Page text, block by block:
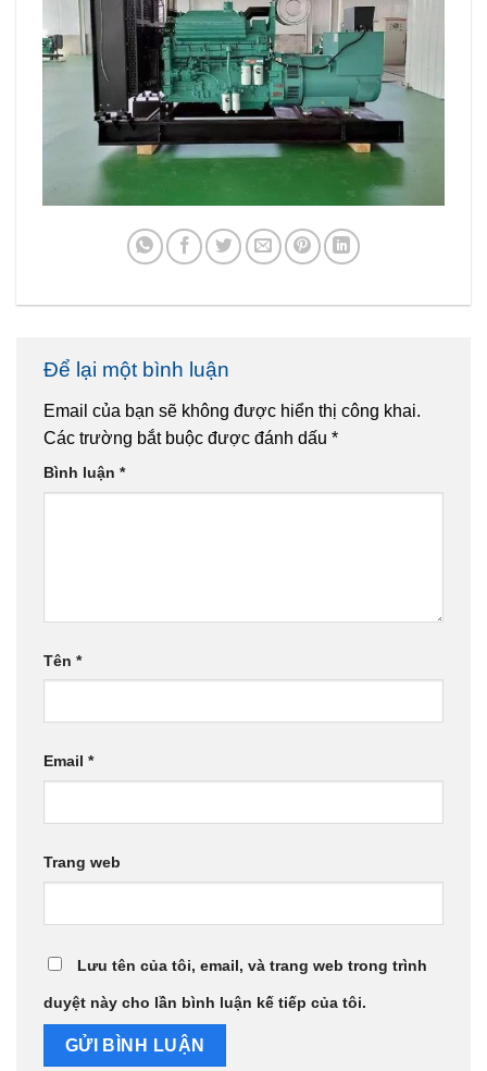
Để lại một bình luận
Email của bạn sẽ không được hiển thị công khai.
Các trường bắt buộc được đánh dấu *
Bình luận *
Tên *
Email *
Trang web
Lưu tên của tôi, email, và trang web trong trình
duyệt này cho lần bình luận kế tiếp của tôi.